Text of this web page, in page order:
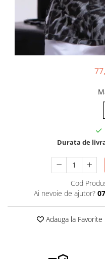
Durata de
Cod
Ai nevoie de ajutor?
Adauga la Favorite